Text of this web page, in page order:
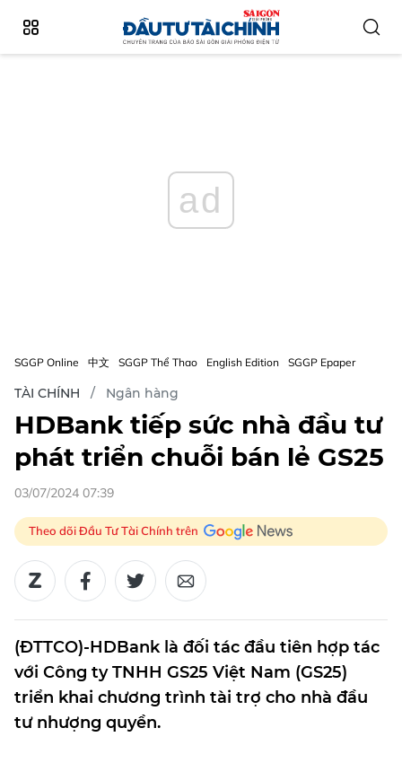
ad
SGGP Online 中文 SGGP Thể Thao English Edition SGGP Epaper
TÀI CHÍNH Ngân hàng
HDBank tiếp sức nhà đầu tư
phát triển chuỗi bán lẻ GS25
03/07/2024 07:39
Theo dõi Đầu Tư Tài Chính trên
(ĐTTCO)-HDBank là đối tác đầu tiên hợp tác
với Công ty TNHH GS25 Việt Nam (GS25)
triển khai chương trình tài trợ cho nhà đầu
tư nhượng quyền.